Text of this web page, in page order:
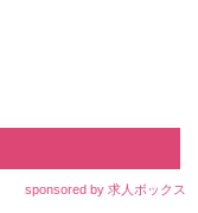
sponsored by 求人ボックス